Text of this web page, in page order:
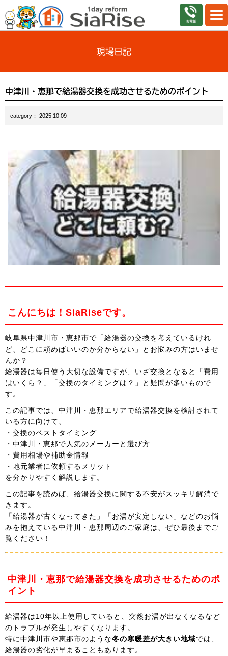
現場日記
中津川・恵那で給湯器交換を成功させるためのポイント
category： 2025.10.09
こんにちは！SiaRiseです。
岐阜県中津川市・恵那市で「給湯器の交換を考えているけれ
ど、どこに頼めばいいのか分からない」とお悩みの方はいませ
んか？
給湯器は毎日使う大切な設備ですが、いざ交換となると「費用
はいくら？」「交換のタイミングは？」と疑問が多いもので
す。
この記事では、中津川・恵那エリアで給湯器交換を検討されて
いる方に向けて、
・交換のベストタイミング
・中津川・恵那で人気のメーカーと選び方
・費用相場や補助金情報
・地元業者に依頼するメリット
を分かりやすく解説します。
この記事を読めば、給湯器交換に関する不安がスッキリ解消で
きます。
「給湯器が古くなってきた」「お湯が安定しない」などのお悩
みを抱えている中津川・恵那周辺のご家庭は、ぜひ最後までご
覧ください！
中津川・恵那で給湯器交換を成功させるためのポ
イント
給湯器は10年以上使用していると、突然お湯が出なくなるなど
のトラブルが発生しやすくなります。
特に中津川市や恵那市のような冬の寒暖差が大きい地域では、
給湯器の劣化が早まることもあります。